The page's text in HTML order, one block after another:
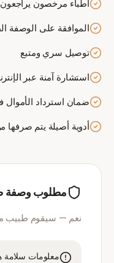
أطباء مرخصون
الموافقة على الوصفة
توصيل سري ومتبع
استشارة آمنة عبر
ضمان استرداد
أدوية أصيلة يتم صرفها
مطلوب وصفة
نعم — سيقوم طبيب
معلومات سلامة